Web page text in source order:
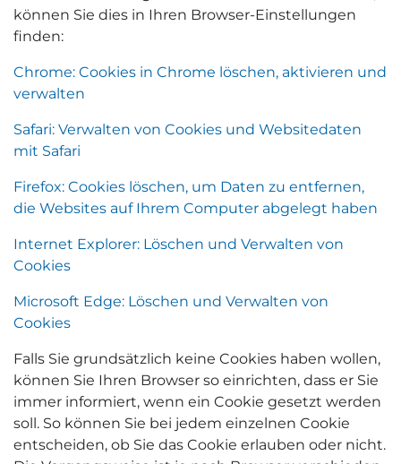
können Sie dies in Ihren Browser-Einstellungen
finden:
Chrome: Cookies in Chrome löschen, aktivieren und
verwalten
Safari: Verwalten von Cookies und Websitedaten
mit Safari
Firefox: Cookies löschen, um Daten zu entfernen,
die Websites auf Ihrem Computer abgelegt haben
Internet Explorer: Löschen und Verwalten von
Cookies
Microsoft Edge: Löschen und Verwalten von
Cookies
Falls Sie grundsätzlich keine Cookies haben wollen,
können Sie Ihren Browser so einrichten, dass er Sie
immer informiert, wenn ein Cookie gesetzt werden
soll. So können Sie bei jedem einzelnen Cookie
entscheiden, ob Sie das Cookie erlauben oder nicht.